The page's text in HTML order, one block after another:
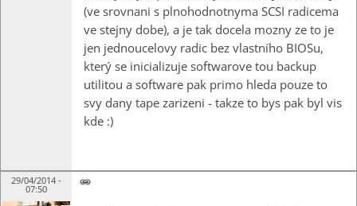
(ve srovnani s plnohodnotnyma SCSI radicema
ve stejny dobe), a je tak docela mozny ze to je
jen jednoucelovy radic bez vlastního BIOSu,
který se inicializuje softwarove tou backup
utilitou a software pak primo hleda pouze to
svy dany tape zarizeni - takze to bys pak byl vis
kde :)
29/04/2014 -
07:50